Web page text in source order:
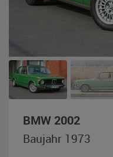
BMW 2002,
Baujahr
1973,
Baujahr 1973